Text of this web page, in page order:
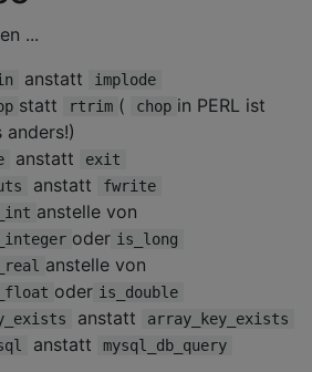
...
anstatt
implode
statt rtrim ( chop in PERL ist
anders!)
anstatt
exit
anstatt
fwrite
anstelle von
oder is_long
anstelle von
oder is_double
anstatt
array_key_exists
anstatt mysql_db_query